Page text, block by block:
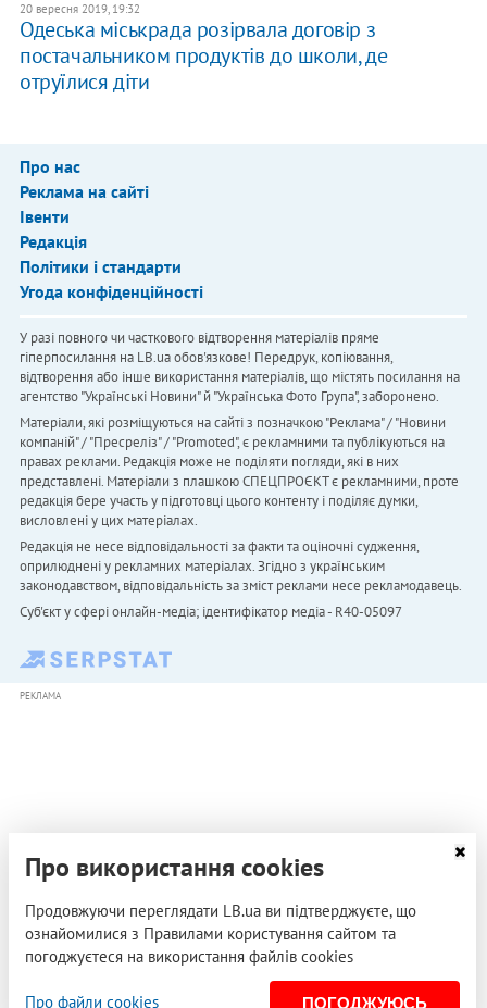
20 вересня 2019, 19:32
Одеська міськрада розірвала договір з
постачальником продуктів до школи, де
отруїлися діти
Про нас
Реклама на сайті
Івенти
Редакція
Політики і стандарти
Угода конфіденційності
У разі повного чи часткового відтворення матеріалів пряме
гіперпосилання на LB.ua обов'язкове! Передрук, копіювання,
відтворення або інше використання матеріалів, що містять посилання на
агентство "Українськi Новини" й "Українська Фото Група", заборонено.
Матеріали, які розміщуються на сайті з позначкою "Реклама" / "Новини
компаній" / "Пресреліз" / "Promoted", є рекламними та публікуються на
правах реклами. Редакція може не поділяти погляди, які в них
представлені. Матеріали з плашкою СПЕЦПРОЄКТ є рекламними, проте
редакція бере участь у підготовці цього контенту і поділяє думки,
висловлені у цих матеріалах.
Редакція не несе відповідальності за факти та оціночні судження,
оприлюднені у рекламних матеріалах. Згідно з українським
законодавством, відповідальність за зміст реклами несе рекламодавець.
Cуб'єкт у сфері онлайн-медіа; ідентифікатор медіа - R40-05097
РЕКЛАМА
Про використання cookies
Продовжуючи переглядати LB.ua ви підтверджуєте, що
ознайомилися з Правилами користування сайтом та
погоджуєтеся на використання файлів cookies
Про файли cookies ПОГОДЖУЮСЬ